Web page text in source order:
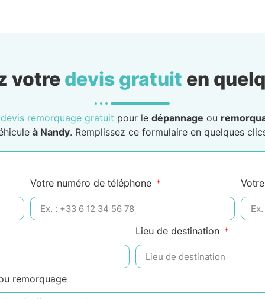
votre devis gratuit en
devis remorquage gratuit pour le dépannage ou
à Nandy. Remplissez ce formulaire en quelques
Votre numéro de téléphone
Lieu de destination
remorquage